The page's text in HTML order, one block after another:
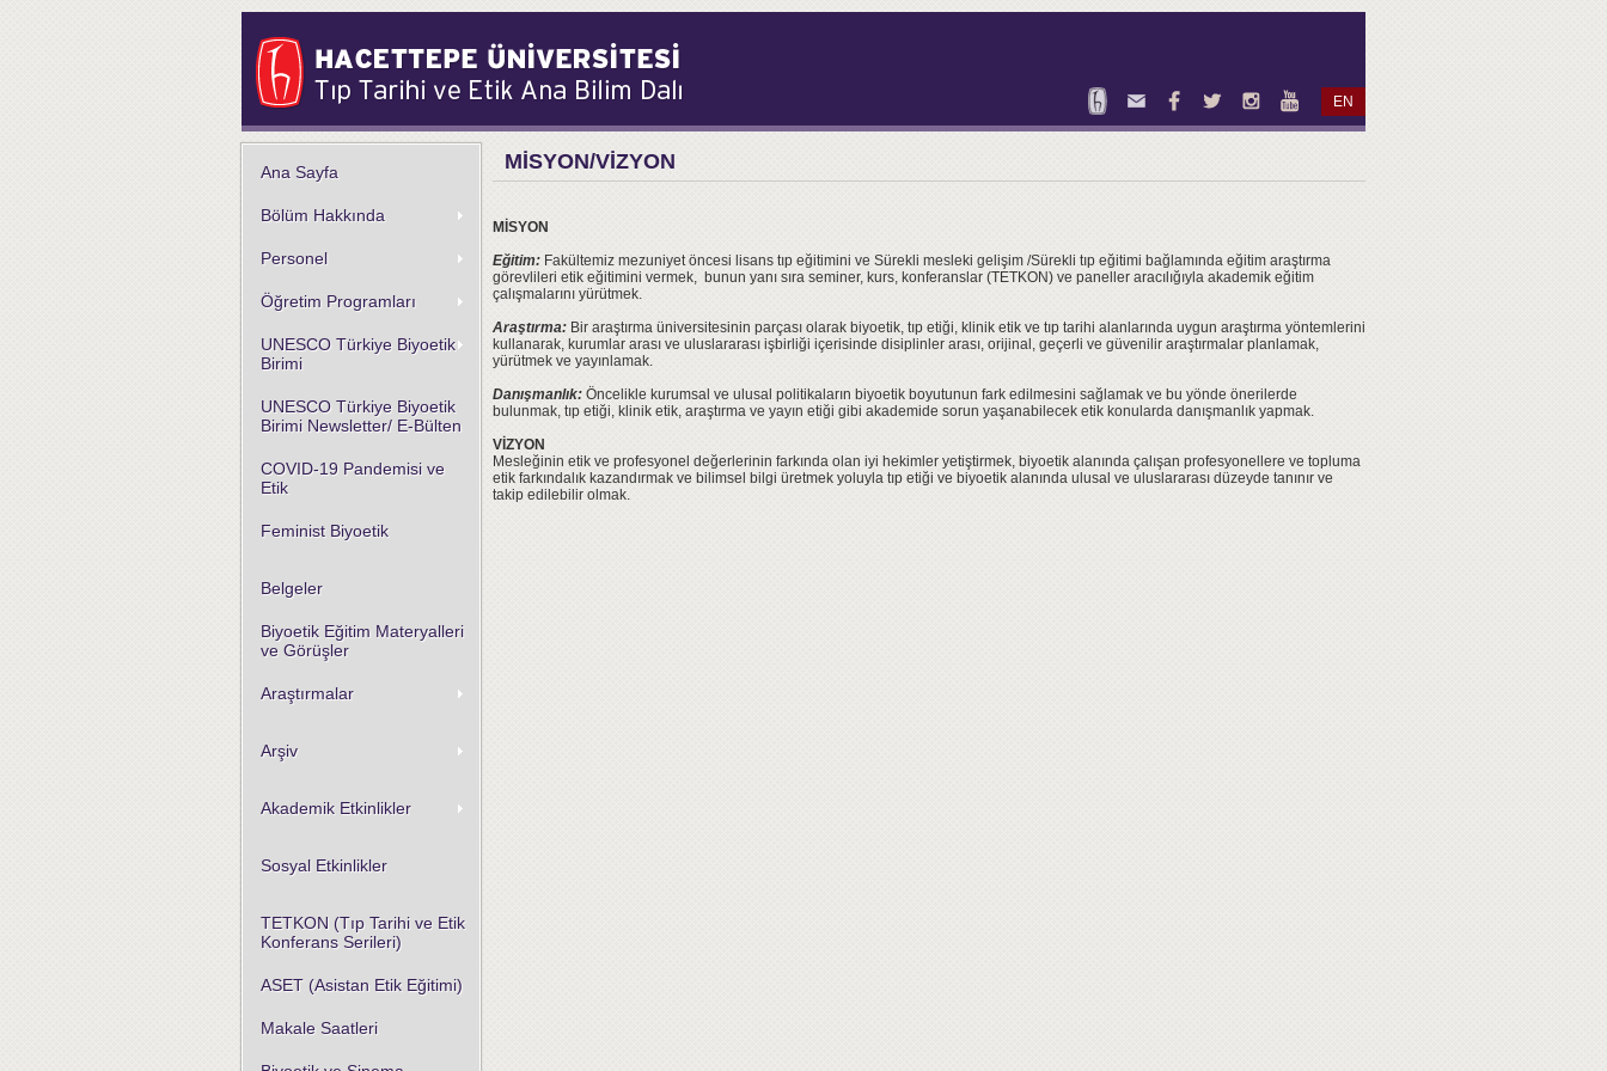
EN
Ana Sayfa
Bölüm Hakkında
Personel
Öğretim Programları
UNESCO Türkiye Biyoetik
Birimi
UNESCO Türkiye Biyoetik
Birimi Newsletter/ E-Bülten
COVID-19 Pandemisi ve
Etik
Feminist Biyoetik
Belgeler
Biyoetik Eğitim Materyalleri
ve Görüşler
Araştırmalar
Arşiv
Akademik Etkinlikler
Sosyal Etkinlikler
TETKON (Tıp Tarihi ve Etik
Konferans Serileri)
ASET (Asistan Etik Eğitimi)
Makale Saatleri
MİSYON/VİZYON
MİSYON
Eğitim: Fakültemiz mezuniyet öncesi lisans tıp eğitimini ve Sürekli mesleki gelişim /Sürekli tıp eğitimi bağlamında eğitim araştırma
görevlileri etik eğitimini vermek, bunun yanı sıra seminer, kurs, konferanslar (TETKON) ve paneller aracılığıyla akademik eğitim
çalışmalarını yürütmek.
Araştırma: Bir araştırma üniversitesinin parçası olarak biyoetik, tıp etiği, klinik etik ve tıp tarihi alanlarında uygun araştırma yöntemlerini
kullanarak, kurumlar arası ve uluslararası işbirliği içerisinde disiplinler arası, orijinal, geçerli ve güvenilir araştırmalar planlamak,
yürütmek ve yayınlamak.
Danışmanlık: Öncelikle kurumsal ve ulusal politikaların biyoetik boyutunun fark edilmesini sağlamak ve bu yönde önerilerde
bulunmak, tıp etiği, klinik etik, araştırma ve yayın etiği gibi akademide sorun yaşanabilecek etik konularda danışmanlık yapmak.
VİZYON
Mesleğinin etik ve profesyonel değerlerinin farkında olan iyi hekimler yetiştirmek, biyoetik alanında çalışan profesyonellere ve topluma
etik farkındalık kazandırmak ve bilimsel bilgi üretmek yoluyla tıp etiği ve biyoetik alanında ulusal ve uluslararası düzeyde tanınır ve
takip edilebilir olmak.